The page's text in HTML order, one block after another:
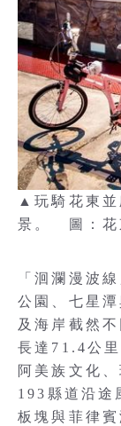
▲玩騎花東並
景。 圖：花
「洄瀾漫波
公園、七星
及海岸截然
長達71.4公
阿美族文化
193縣道沿途
板塊與菲律